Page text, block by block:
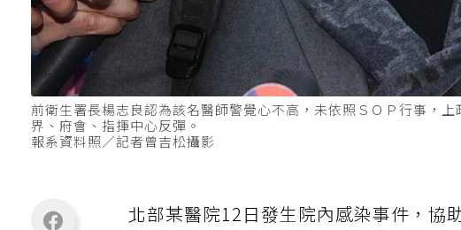
前衛生署長楊志良認為該名醫師警覺心不高，未依照ＳＯＰ行事，
界、府會、指揮中心反彈。
報系資料照／記者曾吉松攝影
北部某醫院12日發生院內感染事件，協